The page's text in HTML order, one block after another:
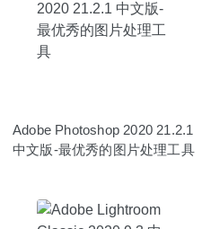
Adobe Photoshop 2020 21.2.1
中文版-最优秀的图片处理工具